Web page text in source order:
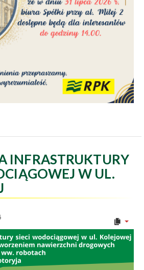
INFRASTRUKTURY
W UL.